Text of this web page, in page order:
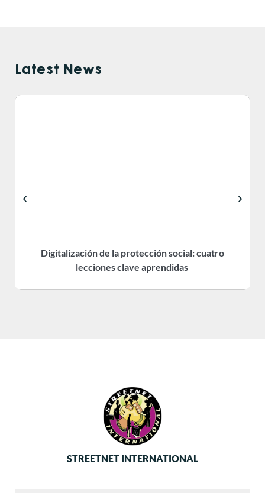
Latest News
Digitalización de la protección social: cuatro
lecciones clave aprendidas
STREETNET INTERNATIONAL